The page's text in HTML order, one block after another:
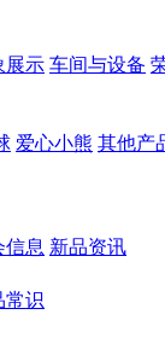
展示 车间与设备
爱心小熊 其他产
信息 新品资讯
常识